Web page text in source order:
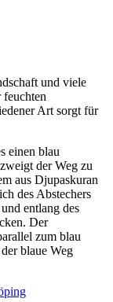
und viele
feuchten
Art sorgt für
einen blau
der Weg zu
aus Djupaskuran
des Abstechers
entlang des
Der
zum blau
blaue Weg